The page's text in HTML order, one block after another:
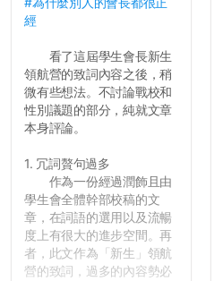
經
看了這屆學生會長新生
領航營的致詞內容之後，稍
微有些想法。不討論戰校和
性別議題的部分，純就文章
本身評論。
1. 冗詞贅句過多
作為一份經過潤飾且由
學生會全體幹部校稿的文
章，在詞語的選用以及流暢
度上有很大的進步空間。再
者，此文作為「新生」領航
營的致詞，過多的內容勢必